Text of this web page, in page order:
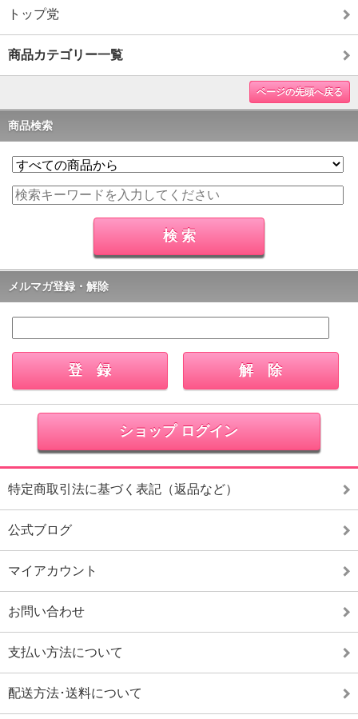
トップ党
商品カテゴリー一覧
ページの先頭へ戻る
商品検索
メルマガ登録・解除
ショップ ログイン
特定商取引法に基づく表記（返品など）
公式ブログ
マイアカウント
お問い合わせ
支払い方法について
配送方法･送料について